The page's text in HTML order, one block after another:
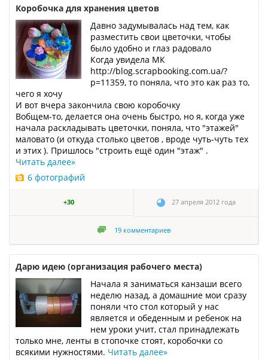
Коробочка для хранения цветов
Давно задумывалась над тем, как
разместить свои цветочки, чтобы
было удобно и глаз радовало
Когда увидела МК
http://blog.scrapbooking.com.ua/?
p=11359, то поняла, что это как раз то,
чего я хочу
И вот вчера закончила свою коробочку
Вобщем-то, делается она очень быстро, но я, когда уже
начала раскладывать цветочки, поняла, что "этажей"
маловато (и откуда столько цветов , вроде чуть-чуть тех
и этих ). Пришлось "строить ещё один "этаж" .
Читать далее»
6 фотографий
+30 27 апреля 2012 года
19 комментариев
Дарю идею (организация рабочего места)
Начала я заниматься канзаши всего
неделю назад, а домашние мои сразу
поняли что стол который у нас
является и обеденным и ребенок на
нем уроки учит, стал принадлежать
только мне, ленты в стопочке стоят, коробочки со
всякими нужностями. Читать далее»